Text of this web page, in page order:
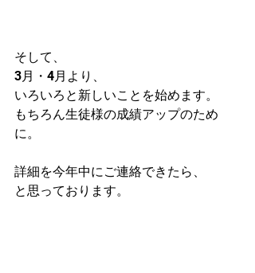
そして、
3月・4月より、
いろいろと新しいことを始めます。
もちろん生徒様の成績アップのため
に。
詳細を今年中にご連絡できたら、
と思っております。